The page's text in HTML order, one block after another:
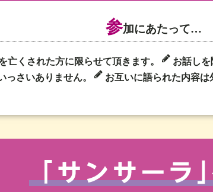
参加にあたって…
亡くされた方に限らせて頂きます。 お話しを
っさいありません。
お互いに語られた内容は